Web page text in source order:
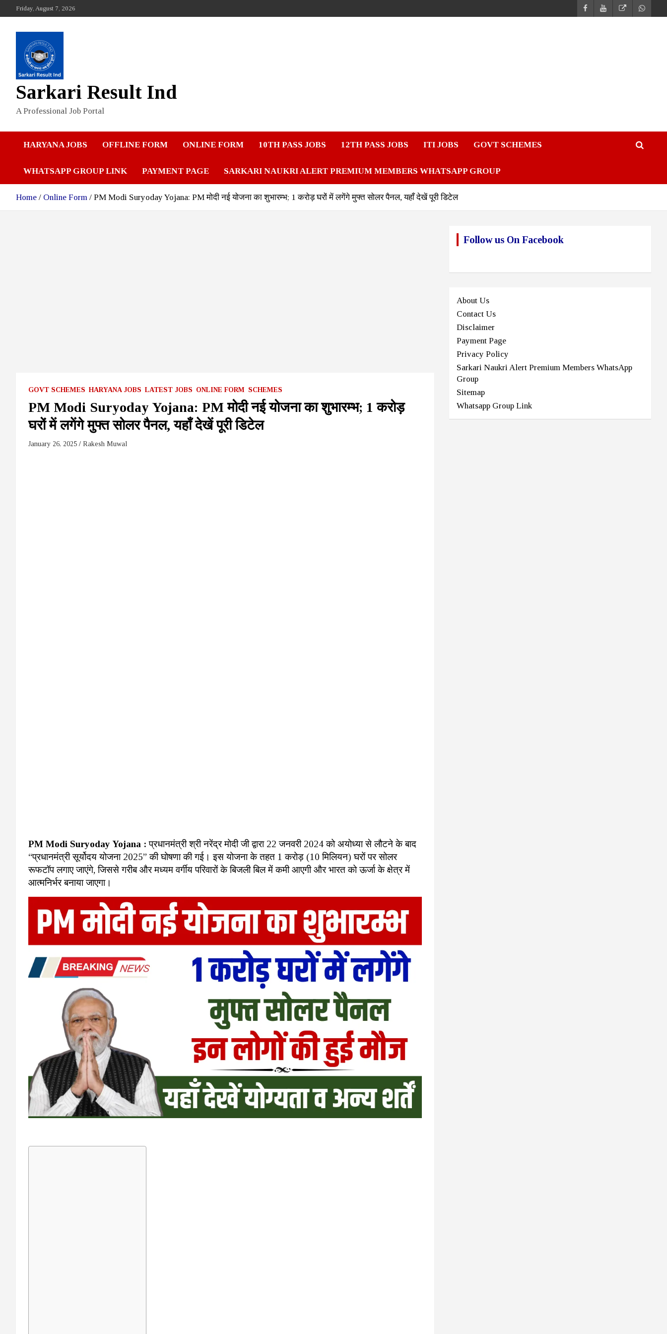
to
Friday, August 7, 2026
Sarkari Result Ind
A Professional Job Portal
HARYANA JOBS OFFLINE FORM ONLINE FORM 10TH PASS JOBS 12TH PASS JOBS ITI JOBS GOVT SCHEMES
WHATSAPP GROUP LINK PAYMENT PAGE SARKARI NAUKRI ALERT PREMIUM MEMBERS WHATSAPP GROUP
Home Online Form PM Modi Suryoday Yojana: PM मोदी नई योजना का शुभारम्भ; 1 करोड़ घरों में लगेंगे मुफ्त सोलर पैनल, यहाँ देखें पूरी डिटेल
GOVT SCHEMES HARYANA JOBS LATEST JOBS ONLINE FORM SCHEMES
PM Modi Suryoday Yojana: PM मोदी नई योजना का शुभारम्भ; 1 करोड़
घरों में लगेंगे मुफ्त सोलर पैनल, यहाँ देखें पूरी डिटेल
January 26, 2025 Rakesh Muwal
PM Modi Suryoday Yojana :प्रधानमंत्री श्री नरेंद्र मोदी जी द्वारा 22 जनवरी 2024 को अयोध्या से लौटने के बाद
“प्रधानमंत्री सूर्योदय योजना 2025” की घोषणा की गई। इस योजना के तहत 1 करोड़ (10 मिलियन) घरों पर सोलर
रूफटॉप लगाए जाएंगे, जिससे गरीब और मध्यम वर्गीय परिवारों के बिजली बिल में कमी आएगी और भारत को ऊर्जा के क्षेत्र में
आत्मनिर्भर बनाया जाएगा।
Follow us On Facebook
About Us
Contact Us
Disclaimer
Payment Page
Privacy Policy
Sarkari Naukri Alert Premium Members WhatsApp
Group
Sitemap
Whatsapp Group Link